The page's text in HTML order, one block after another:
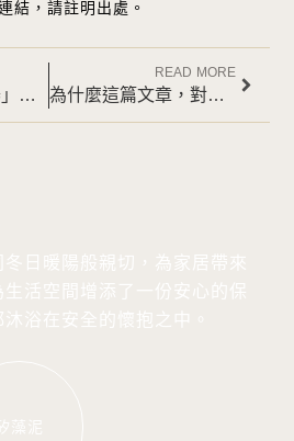
結，請註明出處。
肺部不是「過濾器」，而是極度脆弱的交換器官
READ MORE
為什麼這篇文章，對台灣住宅特別重要？